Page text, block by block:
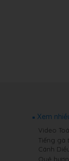
Xem
Video
Tiếng gà
Cánh
Quê